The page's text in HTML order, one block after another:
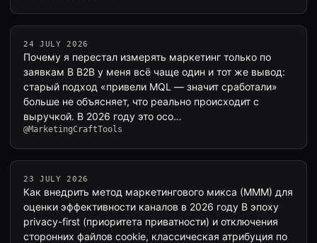
24 JULY 2026
Почему я перестал измерять маркетинг только по
заявкам В B2B у меня всё чаще один и тот же вывод:
старый подход «привели MQL — значит сработали»
больше не объясняет, что реально происходит с
выручкой. В 2026 году это осо…
@MarketingCraftTools
23 JULY 2026
Как внедрить метод маркетингового микса (MMM) для
оценки эффективности каналов в 2026 году В эпоху
privacy-first (приоритета приватности) и отключения
сторонних файлов cookie, классическая атрибуция по